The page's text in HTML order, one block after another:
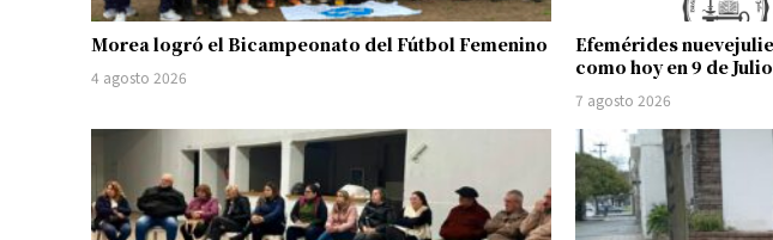
Morea logró el Bicampeonato del Fútbol Femenino
4 agosto 2026
Efemérides
como hoy en 9 de Julio
7 agosto 2026